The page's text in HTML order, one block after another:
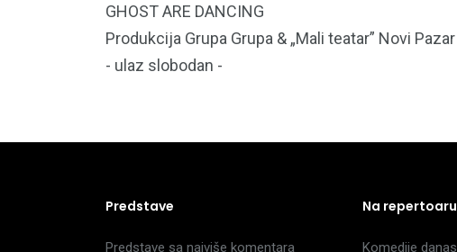
GHOST ARE DANCING
Produkcija Grupa Grupa & „Mali teatar” Novi Pazar
- ulaz slobodan -
Predstave
Predstave sa najviše komentara
Na repertoaru
Komedije danas